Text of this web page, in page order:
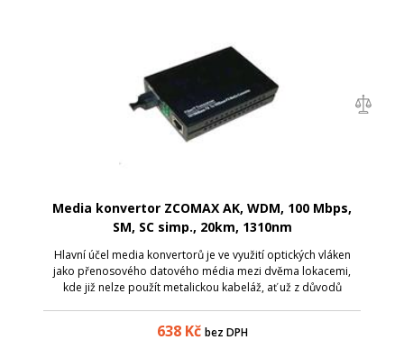
Media konvertor ZCOMAX AK, WDM, 100 Mbps,
SM, SC simp., 20km, 1310nm
Hlavní účel media konvertorů je ve využití optických vláken
jako přenosového datového média mezi dvěma lokacemi,
kde již nelze použít metalickou kabeláž, ať už z důvodů
638Kč bez DPH